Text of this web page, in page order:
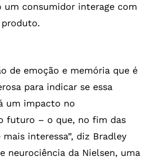
um consumidor interage com
de emoção e memória que é
para indicar se essa
um impacto no
futuro – o que, no fim das
interessa”, diz Bradley
neurociência da Nielsen, uma